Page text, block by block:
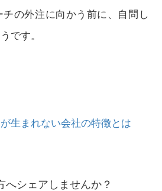
の外注に向かう前に、自問し
です。
生まれない会社の特徴とは
へシェアしませんか？